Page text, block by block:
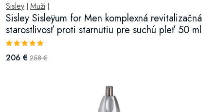
Sisley Muži
Sisley Sisleÿum for Men komplexná revitalizačná
starostlivosť proti starnutiu pre suchú pleť 50 ml
206 € 258 €